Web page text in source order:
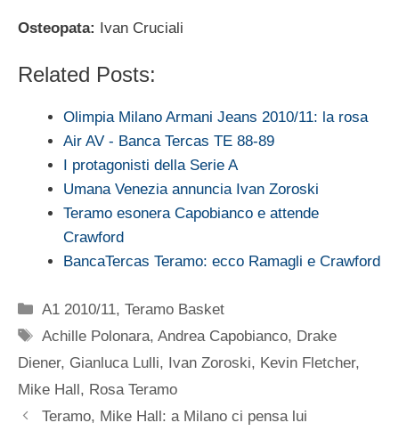
Osteopata: Ivan Cruciali
Related Posts:
Olimpia Milano Armani Jeans 2010/11: la rosa
Air AV - Banca Tercas TE 88-89
I protagonisti della Serie A
Umana Venezia annuncia Ivan Zoroski
Teramo esonera Capobianco e attende
Crawford
BancaTercas Teramo: ecco Ramagli e Crawford
Categorie
A1 2010/11,Teramo Basket
Tag
Achille Polonara,Andrea Capobianco, Drake
Diener, Gianluca Lulli, Ivan Zoroski, Kevin Fletcher,
Mike Hall, Rosa Teramo
Teramo, Mike Hall: a Milano ci pensa lui